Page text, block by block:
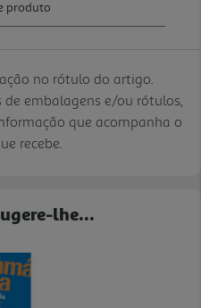
no rótulo do artigo.
embalagens e/ou rótulos,
que acompanha o
recebe.
lhe...